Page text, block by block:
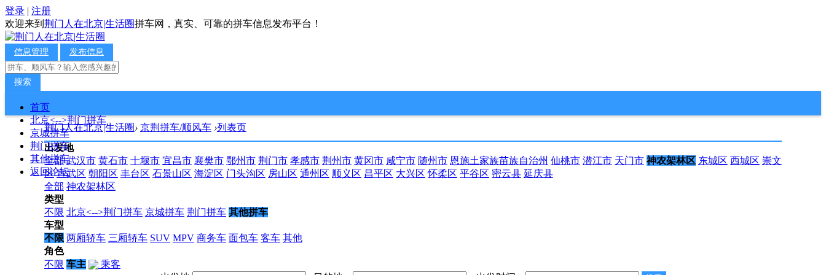
登录 | 注册
欢迎来到 荆门人在北京|生活圈拼车网，真实、可靠的拼车信息发布平台！
信息管理 发布信息
搜索
首页
北京<-->荆门拼车
京城拼车
荆门拼车
其他拼车
返回论坛
荆门人在北京|生活圈› 京荆拼车/顺风车 ›列表页
出发地
全部 武汉市 黄石市 十堰市 宜昌市 襄樊市 鄂州市 荆门市 孝感市 荆州市 黄冈市 咸宁市 随州市 恩施土家族苗族自治州 仙桃市 潜江市 天门市 神农架林区 东城区 西城区 崇文
区 宣武区 朝阳区 丰台区 石景山区 海淀区 门头沟区 房山区 通州区 顺义区 昌平区 大兴区 怀柔区 平谷区 密云县 延庆县
全部 神农架林区
类型
不限 北京<-->荆门拼车 京城拼车 荆门拼车 其他拼车
车型
不限 两厢轿车 三厢轿车 SUV MPV 商务车 面包车 客车 其他
角色
不限 车主
乘客